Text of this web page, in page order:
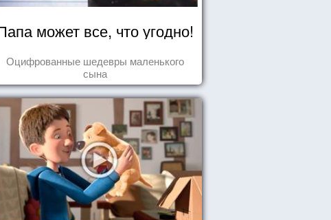
может все, что угодно!
Оцифрованные шедевры маленького
сына